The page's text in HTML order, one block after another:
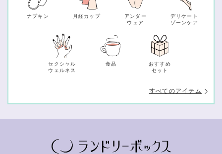
ナプキン 月経カップ
アンダー
ウェア
デリケート
ゾーンケア
セクシャル
ウェルネス
食品
おすすめ
セット
すべてのアイテム